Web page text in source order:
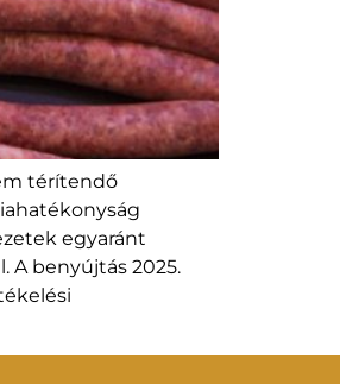
térítendő
egyaránt
A benyújtás 2025.